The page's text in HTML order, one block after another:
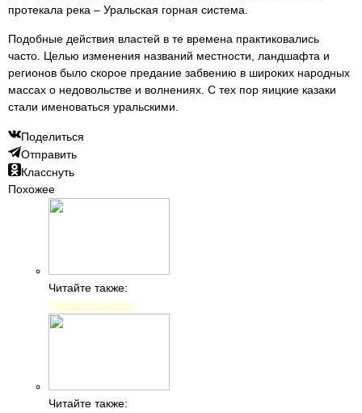
протекала река – Уральская горная система.
Подобные действия властей в те времена практиковались
часто. Целью изменения названий местности, ландшафта и
регионов было скорое предание забвению в широких народных
массах о недовольстве и волнениях. С тех пор яицкие казаки
стали именоваться уральскими.
Поделиться
Отправить
Класснуть
Похожее
Читайте также:
Густаво Баделл
Читайте также: